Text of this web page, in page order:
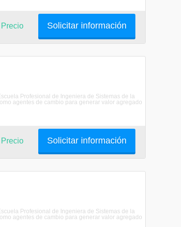
Solicitar información
Profesional de Ingeniera de Sistemas de la
agentes de cambio para generar valor agregado
Solicitar información
Profesional de Ingeniera de Sistemas de la
agentes de cambio para generar valor agregado